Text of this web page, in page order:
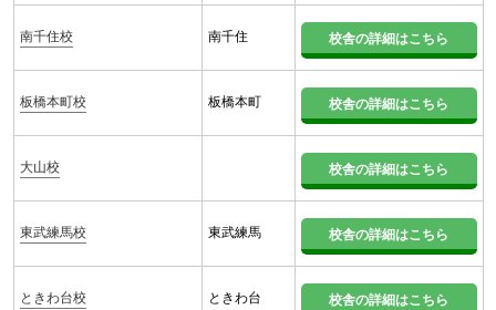
南千住校 南千住 校舎の詳細はこちら
板橋本町校 板橋本町 校舎の詳細はこちら
大山校 校舎の詳細はこちら
東武練馬校 東武練馬 校舎の詳細はこちら
ときわ台校 ときわ台 校舎の詳細はこちら